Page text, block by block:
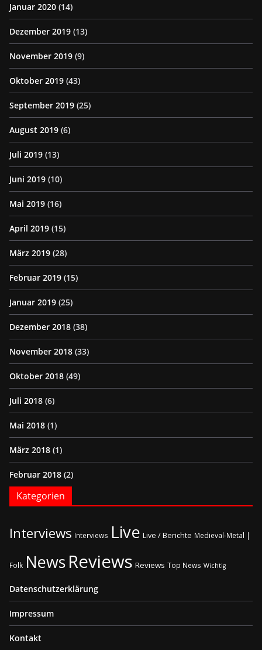
Januar 2020 (14)
Dezember 2019 (13)
November 2019 (9)
Oktober 2019 (43)
September 2019 (25)
August 2019 (6)
Juli 2019 (13)
Juni 2019 (10)
Mai 2019 (16)
April 2019 (15)
März 2019 (28)
Februar 2019 (15)
Januar 2019 (25)
Dezember 2018 (38)
November 2018 (33)
Oktober 2018 (49)
Juli 2018 (6)
Mai 2018 (1)
März 2018 (1)
Februar 2018 (2)
Kategorien
Interviews Interviews Live Live / Berichte Medieval-Metal |
Folk NewsReviews Reviews Top News Wichtig
Datenschutzerklärung
Impressum
Kontakt